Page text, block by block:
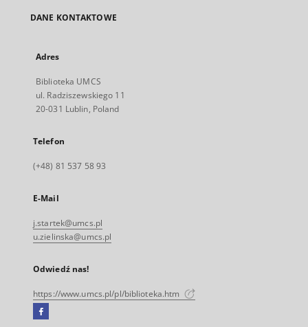
DANE KONTAKTOWE
Adres
Biblioteka UMCS
ul. Radziszewskiego 11
20-031 Lublin, Poland
Telefon
(+48) 81 537 58 93
E-Mail
j.startek@umcs.pl
u.zielinska@umcs.pl
Odwiedź nas!
https://www.umcs.pl/pl/biblioteka.htm
Facebook